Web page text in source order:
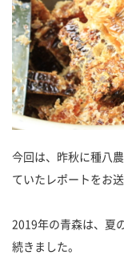
今回は、昨秋に種八
ていたレポートをお送
2019年の青森は、夏
続きました。